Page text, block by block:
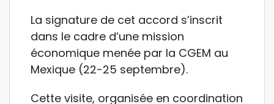
La signature de cet accord s’inscrit
dans le cadre d’une mission
économique menée par la CGEM au
Mexique (22-25 septembre).
Cette visite, organisée en coordination